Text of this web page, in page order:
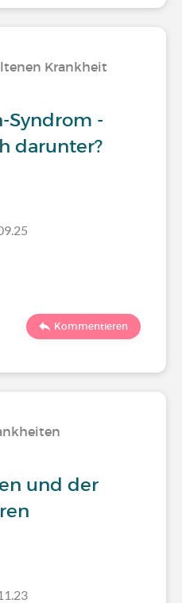
Krankheit
Syndrom -
darunter?
Kommentieren
und der